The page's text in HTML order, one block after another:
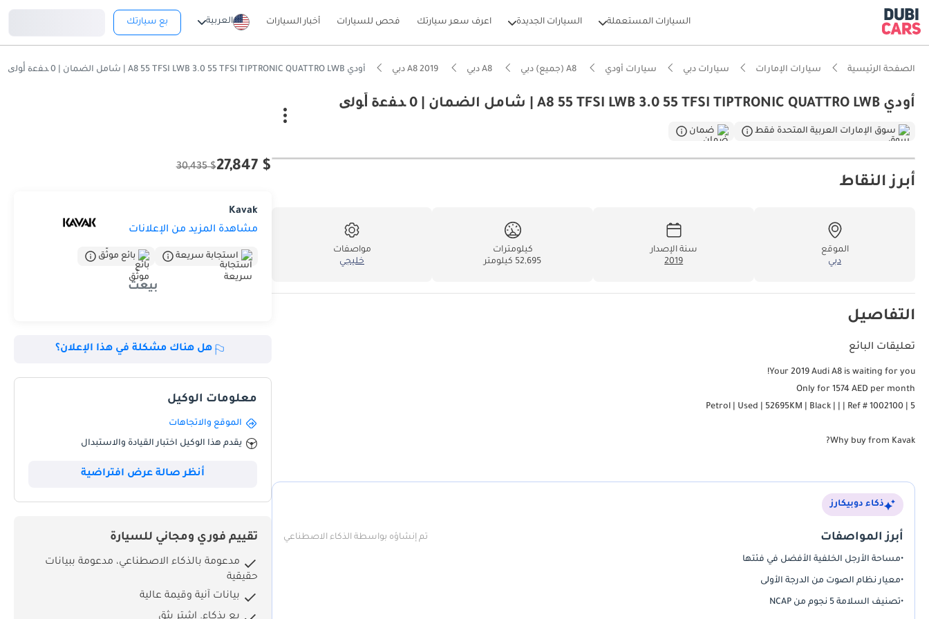
السيارات المستعملة السيارات الجديدة اعرف سعر سيارتك فحص للسيارات أخبار السيارات العربية بع سيارتك
الصفحة الرئيسية سيارات الإمارات سيارات دبي سيارات أودي أودي A8 55 TFSI LWB 3.0 55 TFSI TIPTRONIC QUATTRO LWB | شامل الضمان | 0 ﺪﻔﻋﺓ ﺃﻮﻟﻯ
أودي A8 55 TFSI LWB 3.0 55 TFSI TIPTRONIC QUATTRO LWB | شامل الضمان | 0 ﺪﻔﻋﺓ ﺃﻮﻟﻯ
سوق الإمارات العربية المتحدة فقط ضمان
أبرز النقاط
الموقع
دبي
سنة الإصدار
2019
كيلومترات
52,695 كيلومتر
مواصفات
خليجي
التفاصيل
تعليقات البائع
Your 2019 Audi A8 is waiting for you!
Only for 1574 AED per month
5 | Petrol | Used | 52695KM | Black | | | Ref # 1002100
Why buy from Kavak?
Kavak offers the most competitive car prices in the market, ensuring you get exceptional value with zero hassle.
Every Kavak car comes with a 90-day warranty to guarantee you peace of mind with a smooth and dependable ride. We provide the option to extend the
coverage up to 2 years with options customized to suit your needs.
ذكاء دوبيكارز
أبرز المواصفات تم إنشاؤه بواسطة الذكاء الاصطناعي
•مساحة الأرجل الخلفية الأفضل في فئتها
•معيار نظام الصوت من الدرجة الأولى
•تصنيف السلامة 5 نجوم من NCAP
$ 27,847
$ 30,435
Kavak
مشاهدة المزيد من الإعلانات
استجابة سريعة بائع موثّق
بيعت
هل هناك مشكلة في هذا الإعلان؟
معلومات الوكيل
الموقع والاتجاهات
يقدم هذا الوكيل اختبار القيادة والاستبدال
أنظر صالة عرض افتراضية
تقييم فوري ومجاني للسيارة
مدعومة بالذكاء الاصطناعي، مدعومة ببيانات
حقيقية
بيانات آنية وقيمة عالية